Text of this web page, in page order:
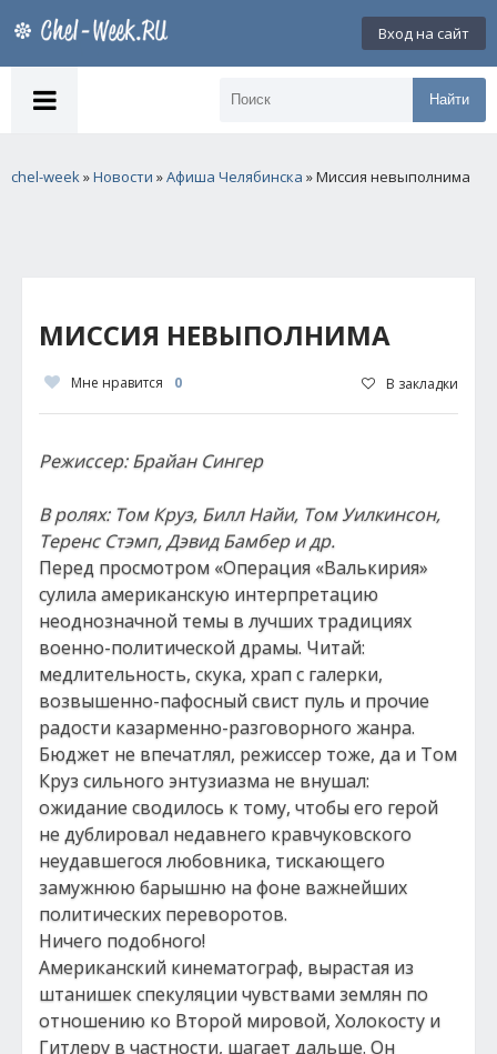
Вход на сайт
Найти
chel-week»Новости »Афиша Челябинска » Миссия невыполнима
МИССИЯ НЕВЫПОЛНИМА
Мне нравится 0 В закладки
Режиссер: Брайан Сингер
В ролях: Том Круз, Билл Найи, Том Уилкинсон,
Теренс Стэмп, Дэвид Бамбер и др.
Перед просмотром «Операция «Валькирия»
сулила американскую интерпретацию
неоднозначной темы в лучших традициях
военно-политической драмы. Читай:
медлительность, скука, храп с галерки,
возвышенно-пафосный свист пуль и прочие
радости казарменно-разговорного жанра.
Бюджет не впечатлял, режиссер тоже, да и Том
Круз сильного энтузиазма не внушал:
ожидание сводилось к тому, чтобы его герой
не дублировал недавнего кравчуковского
неудавшегося любовника, тискающего
замужнюю барышню на фоне важнейших
политических переворотов.
Ничего подобного!
Американский кинематограф, вырастая из
штанишек спекуляции чувствами землян по
отношению ко Второй мировой, Холокосту и
Гитлеру в частности, шагает дальше. Он